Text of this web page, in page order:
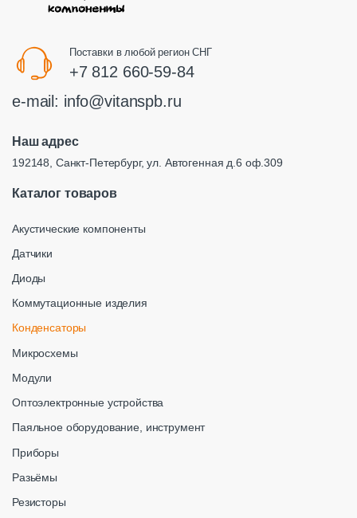
Поставки в любой регион СНГ
+7 812 660-59-84
e-mail: info@vitanspb.ru
Наш адрес
192148, Санкт-Петербург, ул. Автогенная д.6 оф.309
Каталог товаров
Акустические компоненты
Датчики
Диоды
Коммутационные изделия
Конденсаторы
Микросхемы
Модули
Оптоэлектронные устройства
Паяльное оборудование, инструмент
Приборы
Разьёмы
Резисторы